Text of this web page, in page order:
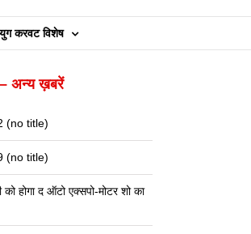
करवट विशेष
अन्य ख़बरें
(no title)
(no title)
होगा द ऑटो एक्सपो-मोटर शो का